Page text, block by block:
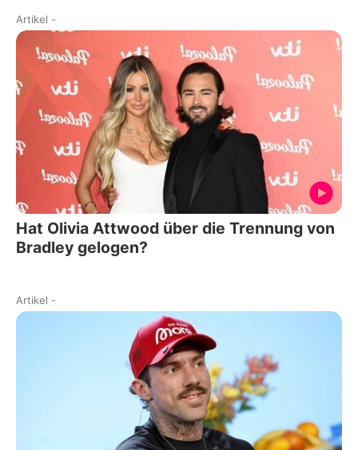
Artikel -
Hat Olivia Attwood über die Trennung von
Bradley gelogen?
Artikel -